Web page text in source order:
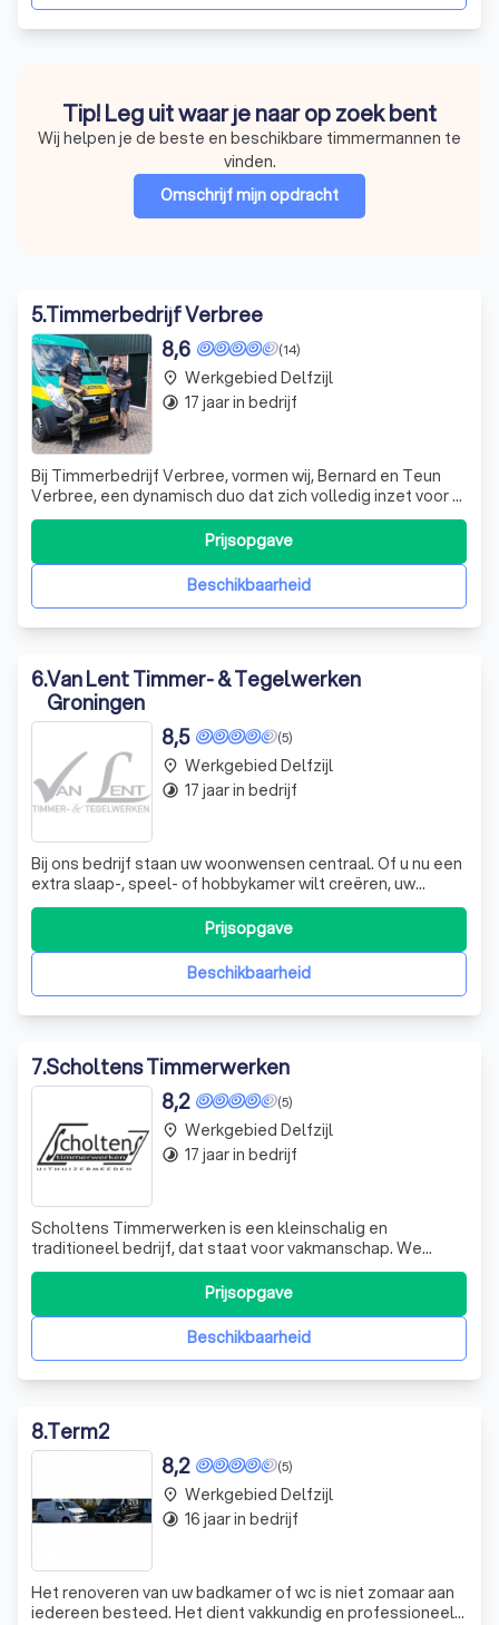
Tip! Leg uit waar je naar op zoek bent
Wij helpen je de beste en beschikbare timmermannen te
vinden.
Omschrijf mijn opdracht
5.Timmerbedrijf Verbree
(14)
8,6
Bij Timmerbedrijf Verbree, vormen wij, Bernard en Teun
Verbree, een dynamisch duo dat zich volledig inzet voor al
uw timmerwerkzaamheden. Onze expertise ligt in het
realiseren van aanbouwingen, dakopbouwingen en
renovatiewerk. Wij zijn niet alleen gepassioneerd over wat
we doen, maar streven er ook
Beschikbaarheid
Prijsopgave
place Werkgebied Delfzijl
timelapse 17 jaar in bedrijf
6.Van Lent Timmer- & Tegelwerken
Groningen
(5)
8,5
Bij ons bedrijf staan uw woonwensen centraal. Of u nu een
extra slaap-, speel- of hobbykamer wilt creëren, uw
keuken wilt uitbreiden of uw woning onderhoudsvrij wilt
maken, wij staan voor u klaar. Onze expertise ligt in het
realiseren van aan- of opbouw in de stijl van uw woning. Wij
adviseren en be
Beschikbaarheid
Prijsopgave
place Werkgebied Delfzijl
timelapse 17 jaar in bedrijf
7.Scholtens Timmerwerken
(5)
8,2
Scholtens Timmerwerken is een kleinschalig en
traditioneel bedrijf, dat staat voor vakmanschap. We
hebben ruime ervaring op het gebied van onderhoud,
verbouw, restauratie en het maken en plaatsen van
kozijnen. Tevens leveren wij maatwerk in meubels.
Beschikbaarheid
Prijsopgave
place Werkgebied Delfzijl
timelapse 17 jaar in bedrijf
8.Term2
(5)
8,2
Het renoveren van uw badkamer of wc is niet zomaar aan
iedereen besteed. Het dient vakkundig en professioneel
place Werkgebied Delfzijl
timelapse 16 jaar in bedrijf